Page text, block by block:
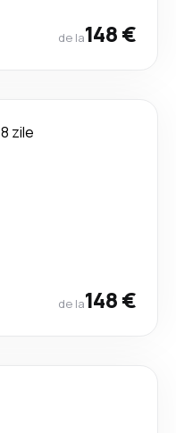
de la148 €
8 zile
de la148 €